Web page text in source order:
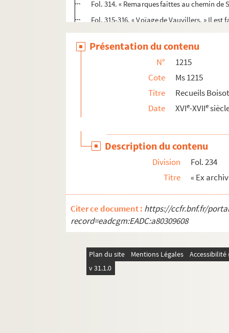
Fol. 314. « Remarques faittes au chemin
Fol. 315-316. « Voïage de Vauvillers. » Il
Fol. 317. « Fragments de quelques
Fol. 319. « Généalogies de Mrsde
Fol. 320. « Recherches de divers
Ms 1286 à 1296. Histoire, littérature
Présentation du contenu
N°
1215
Cote
Ms 1215
Titre
Recueils
Date
XVIe-XVIIe
Description du contenu
Division
Fol. 234
Titre
« Ex
Citer ce document : https://ccfr.bnf.fr/
record=eadcgm:EADC:a80309608
Plan du site Mentions Légales
v 31.1.0